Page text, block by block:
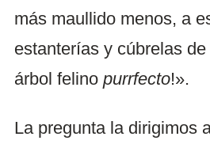
más maullido menos, a
estanterías y cúbrelas de
árbol felino purrfecto!».
La pregunta la dirigimos